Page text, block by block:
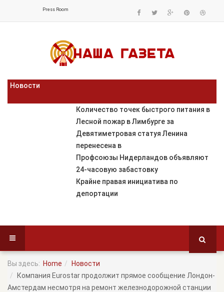
Press Room
Новости
Количество точек быстрого питания в
Лесной пожар в Лимбурге за
Девятиметровая статуя Ленина
перенесена в
Профсоюзы Нидерландов объявляют
24-часовую забастовку
Крайне правая инициатива по
депортации
Вы здесь: Home
Новости
Компания Eurostar продолжит прямое сообщение Лондон-
Амстердам несмотря на ремонт железнодорожной станции